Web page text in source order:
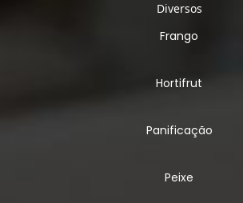
Diversos
Frango
Hortifrut
Panificação
Peixe